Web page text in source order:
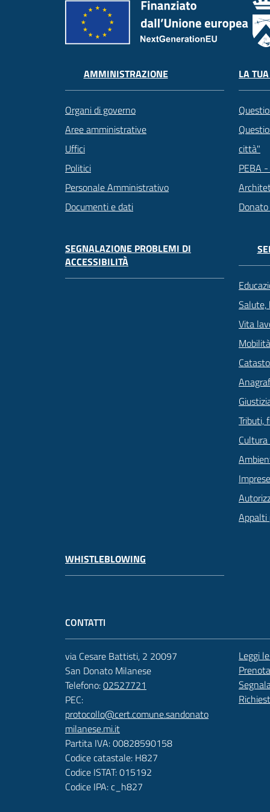
AMMINISTRAZIONE
Organi di governo
Aree amministrative
Uffici
Politici
Personale Amministrativo
Documenti e dati
LA
città"
PEBA
SEGNALAZIONE PROBLEMI DI
ACCESSIBILITÀ
Salute,
Vita
Tributi,
Appalti
WHISTLEBLOWING
CONTATTI
via Cesare Battisti, 2 20097
San Donato Milanese
Telefono:02527721
PEC:
protocollo@cert.comune.sandonato
milanese.mi.it
Partita IVA: 00828590158
Codice catastale: H827
Codice ISTAT: 015192
Codice IPA: c_h827
Leggi